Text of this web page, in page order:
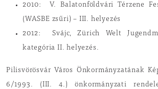
2010: V. Balatonföldvári Térzene
(WASBE zsűri) – III. helyezés
2012: Svájc, Zürich Welt
kategória II. helyezés.
Pilisvörösvár Város Önkormányzatának
6/1993. (III. 4.) önkormányzati